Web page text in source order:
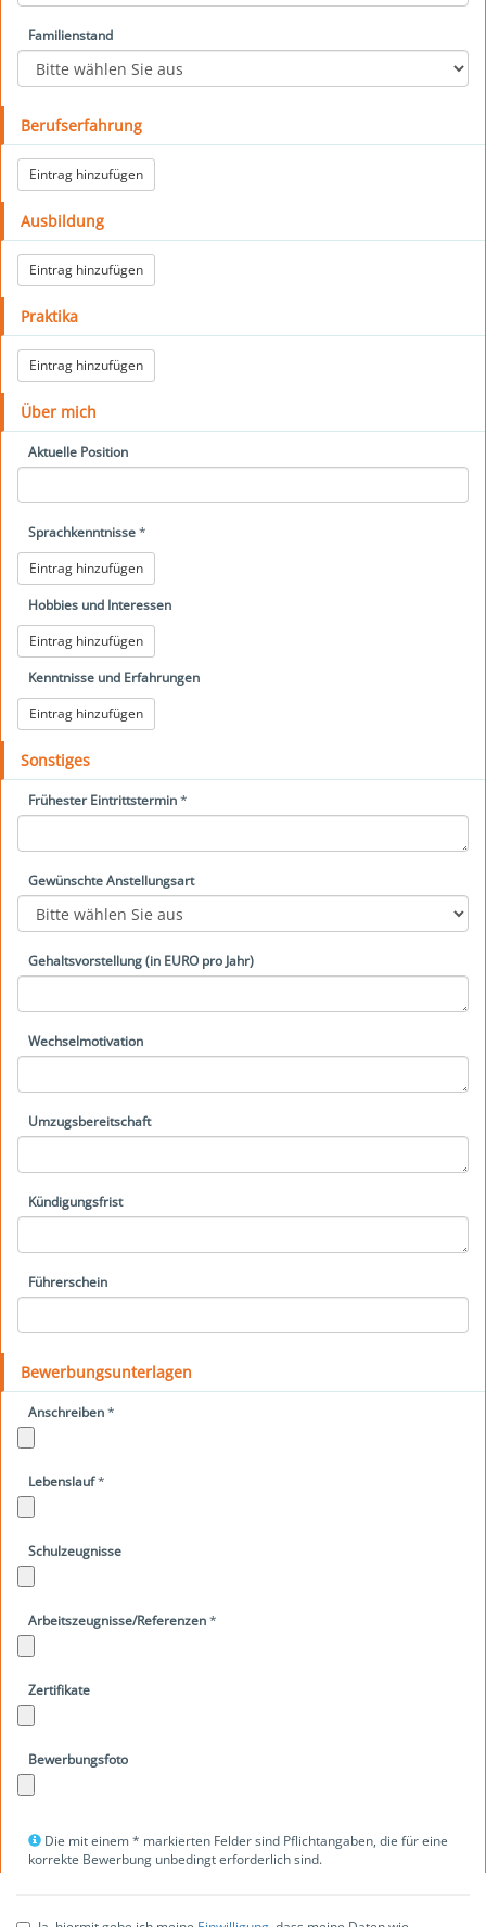
Familienstand
Berufserfahrung
Eintrag hinzufügen
Ausbildung
Eintrag hinzufügen
Praktika
Eintrag hinzufügen
Über mich
Aktuelle Position
Sprachkenntnisse*
Eintrag hinzufügen
Hobbies und Interessen
Eintrag hinzufügen
Kenntnisse und Erfahrungen
Eintrag hinzufügen
Sonstiges
Frühester Eintrittstermin*
Gewünschte Anstellungsart
Gehaltsvorstellung (in EURO pro Jahr)
Wechselmotivation
Umzugsbereitschaft
Kündigungsfrist
Führerschein
Bewerbungsunterlagen
Anschreiben*
Lebenslauf*
Schulzeugnisse
Arbeitszeugnisse/Referenzen*
Zertifikate
Bewerbungsfoto
Die mit einem * markierten Felder sind Pflichtangaben, die für eine
korrekte Bewerbung unbedingt erforderlich sind.